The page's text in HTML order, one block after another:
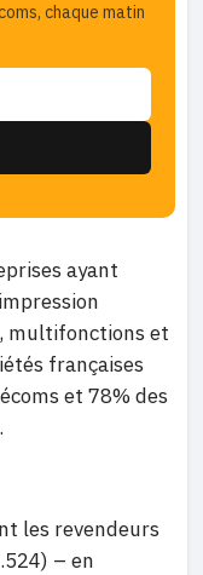
chaque matin
ayant
multifonctions et
françaises
et 78% des
les revendeurs
– en